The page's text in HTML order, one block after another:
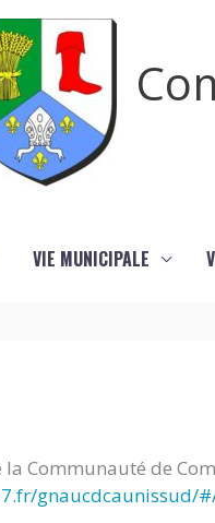
VIE MUNICIPALE
Communauté de
gnaucdcaunissud/